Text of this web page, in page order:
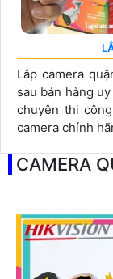
Lắp camera
sau bán hàng
chuyên thi
camera chính
CAMERA